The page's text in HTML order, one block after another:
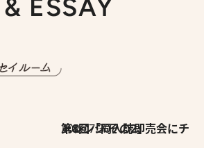
ESSAY
2026.7.30
第8回「同人誌即売会にチャレンジ その2」